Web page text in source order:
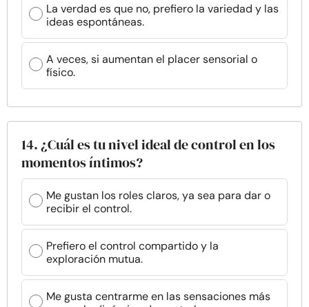
La verdad es que no, prefiero la variedad y las
ideas espontáneas.
A veces, si aumentan el placer sensorial o
físico.
14. ¿Cuál es tu nivel ideal de control en los
momentos íntimos?
Me gustan los roles claros, ya sea para dar o
recibir el control.
Prefiero el control compartido y la
exploración mutua.
Me gusta centrarme en las sensaciones más